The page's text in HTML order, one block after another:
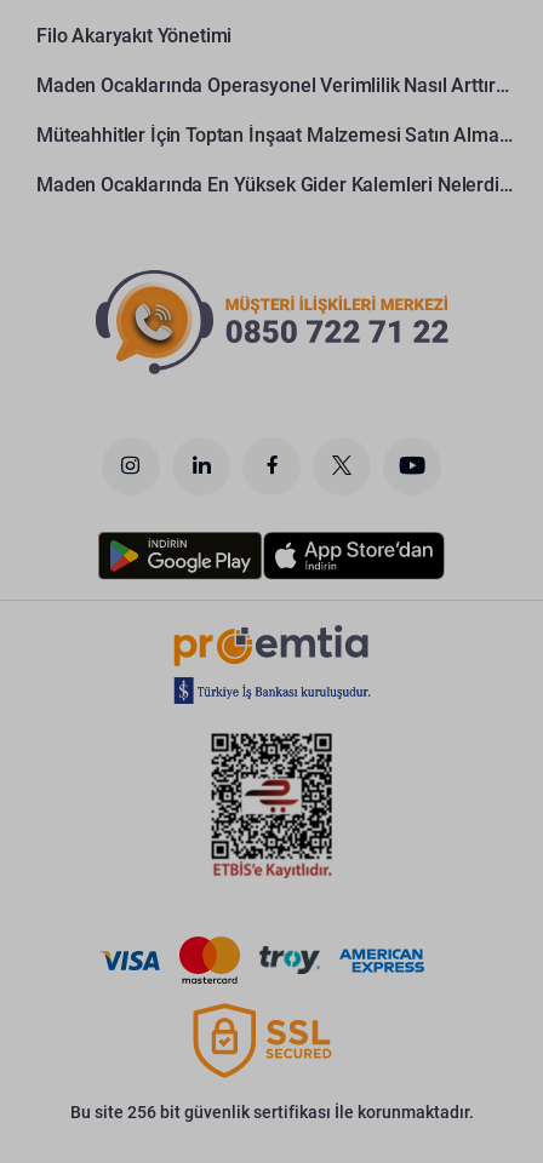
Filo Akaryakıt Yönetimi
Maden Ocaklarında Operasyonel Verimlilik Nasıl Arttırılır?
Müteahhitler İçin Toptan İnşaat Malzemesi Satın Alma Rehberi
Maden Ocaklarında En Yüksek Gider Kalemleri Nelerdir?
Bu site 256 bit güvenlik sertifikası İle korunmaktadır.